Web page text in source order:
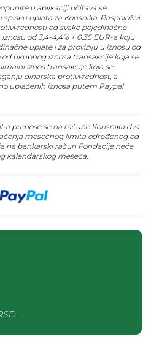
u aplikaciji učitava se
uplata za Korisnika. Raspoloživi
od svake pojedinačne
od 3,4-4,4% + 0,35 EUR-a koju
uplate i za proviziju u iznosu od
ukupnog iznosa transakcije koja se
iznos transakcije koja se
dinarska protivvrednost, a
uplaćenih iznosa putem Paypal
a prenose se na račune Korisnika dva
mesečnog limita određenog od
na bankarski račun Fondacije neće
kalendarskog meseca.